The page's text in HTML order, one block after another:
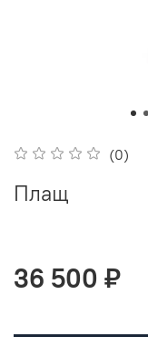
(0)
Плащ
36 500 ₽